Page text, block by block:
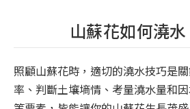
山蘇花如何澆
照顧山蘇花時，適切的澆水技巧是
率、判斷土壤墒情、考量澆水量和